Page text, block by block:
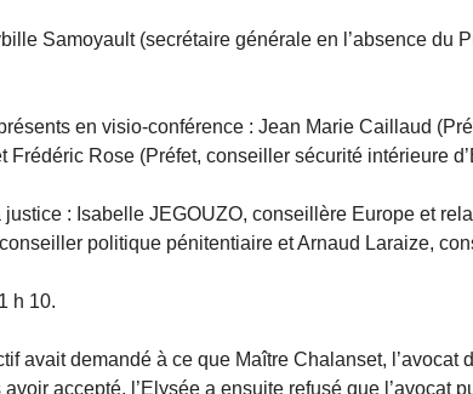
Samoyault (secrétaire générale en l’absence du
en visio-conférence : Jean Marie Caillaud
Frédéric Rose (Préfet, conseiller sécurité intérieure
justice : Isabelle JEGOUZO, conseillère Europe et
politique pénitentiaire et Arnaud Laraize,
h 10.
avait demandé à ce que Maître Chalanset, l’avocat
accepté, l’Elysée a ensuite refusé que l’avocat